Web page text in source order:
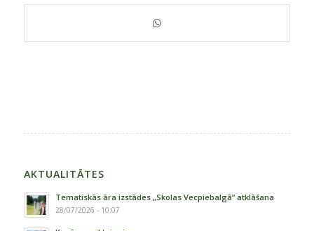
AKTUALITĀTES
Tematiskās āra izstādes „Skolas Vecpiebalgā” atklāšana
28/07/2026 - 10:07